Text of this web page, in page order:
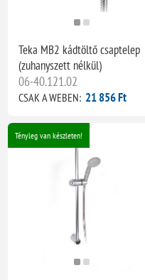
Teka MB2 kádtöltő csaptelep
(zuhanyszett nélkül)
06-40.121.02
CSAK A WEBEN: 21 856 Ft
Tényleg van készleten!